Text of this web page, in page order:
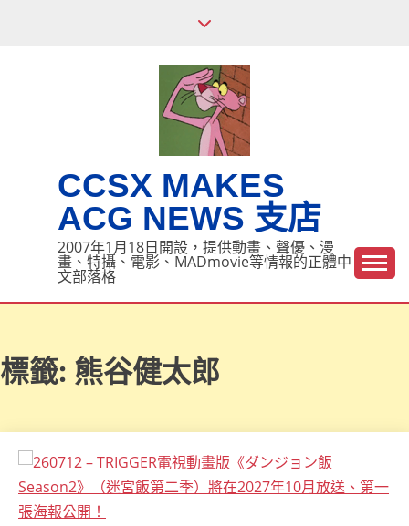
CCSX MAKES
ACG NEWS 支店
2007年1月18日開設，提供動畫、聲優、漫
畫、特攝、電影、MADmovie等情報的正體中
文部落格
標籤: 熊谷健太郎